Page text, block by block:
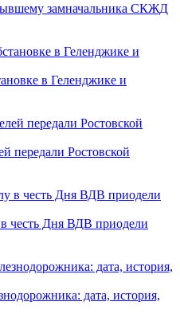
замначальника СКЖД
в Геленджике и
передали Ростовской
честь Дня ВДВ приодели
дата, история,